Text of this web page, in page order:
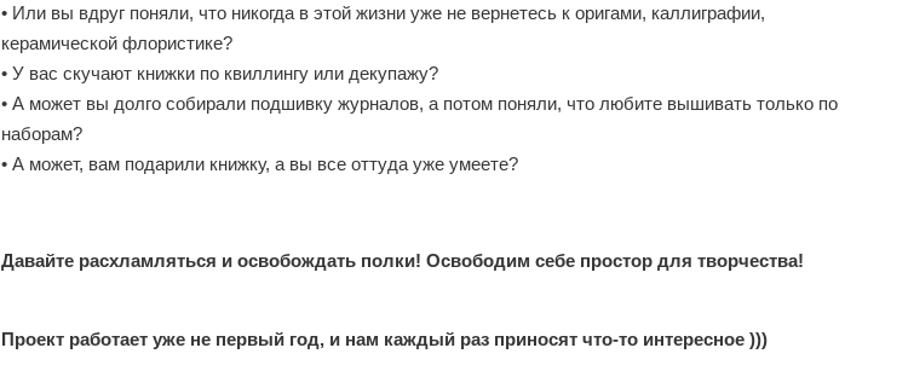
• Или вы вдруг поняли, что никогда в этой жизни уже не вернетесь к оригами, каллиграфии,
керамической флористике?
• У вас скучают книжки по квиллингу или декупажу?
• А может вы долго собирали подшивку журналов, а потом поняли, что любите вышивать только по
наборам?
• А может, вам подарили книжку, а вы все оттуда уже умеете?
Давайте расхламляться и освобождать полки! Освободим себе простор для творчества!
Проект работает уже не первый год, и нам каждый раз приносят что-то интересное )))